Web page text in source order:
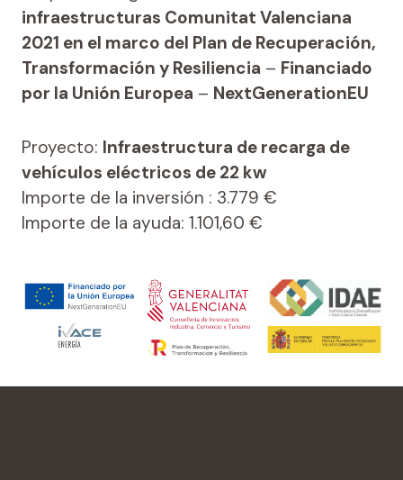
infraestructuras Comunitat Valenciana
2021 en el marco del Plan de Recuperación,
Transformación y Resiliencia – Financiado
por la Unión Europea – NextGenerationEU
Proyecto: Infraestructura de recarga de
vehículos eléctricos de 22 kw
Importe de la inversión : 3.779 €
Importe de la ayuda: 1.101,60 €